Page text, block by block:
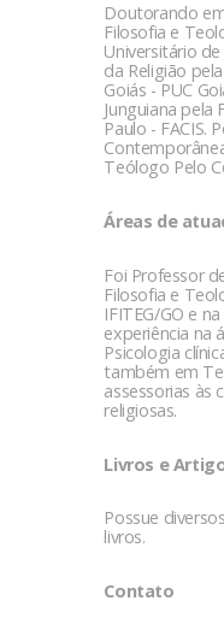
Doutorando
Filosofia e
Universitário de
da Religião
Goiás - PUC
Junguiana pela
Paulo - FACIS.
Teólogo Pelo
Áreas de
Foi Professor
Filosofia e
IFITEG/GO e
experiência na
Psicologia
também em
assessorias às
religiosas.
Livros e
Possue
livros.
Contato